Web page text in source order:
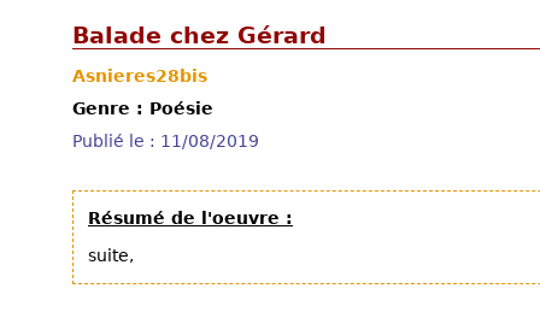
Balade chez Gérard
Asnieres28bis
Genre : Poésie
Publié le : 11/08/2019
Résumé de l'oeuvre :
suite,